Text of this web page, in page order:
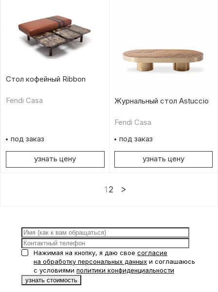
Стол кофейный Ribbon
Fendi Casa
под заказ
узнать цену
Журнальный стол Astuccio
Fendi Casa
под заказ
узнать цену
1 2
Нажимая на кнопку, я даю свое согласие
на обработку персональных данных и соглашаюсь
с условиями политики конфиденциальности